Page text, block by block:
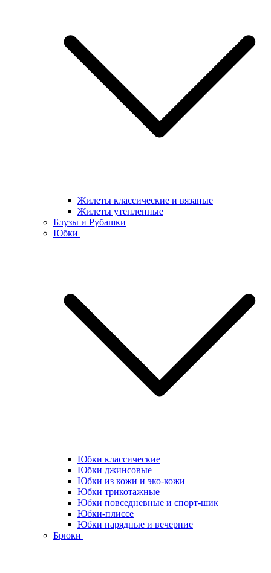
Жилеты классические и вязаные
Жилеты утепленные
Блузы и Рубашки
Юбки
Юбки классические
Юбки джинсовые
Юбки из кожи и эко-кожи
Юбки трикотажные
Юбки повседневные и спорт-шик
Юбки-плиссе
Юбки нарядные и вечерние
Брюки